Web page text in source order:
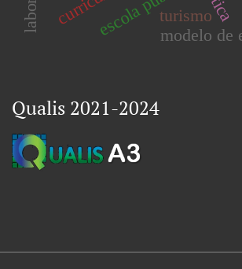
modelo de
turismo
Qualis 2021-2024